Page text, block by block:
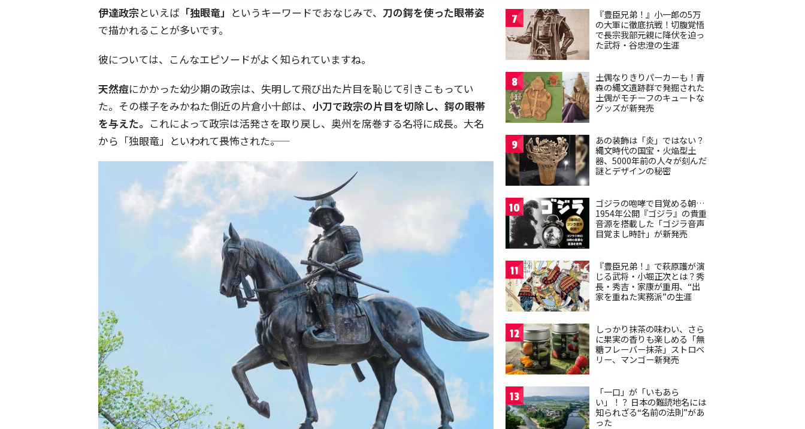
伊達政宗といえば 「独眼竜」 というキーワードでおなじみで、 刀の鍔を使った眼帯姿
で描かれることが多いです。
彼については、こんなエピソードがよく知られていますね。
天然痘にかかった幼少期の政宗は、失明して飛び出た片目を恥じて引きこもってい
た。その様子をみかねた側近の片倉小十郎は、 小刀で政宗の片目を切除し、鍔の眼帯
を与えた。 これによって政宗は活発さを取り戻し、奥州を席巻する名将に成長。大名
から「独眼竜」といわれて畏怖された――。
7
『豊臣兄弟！』小一郎の5万
の大軍に徹底抗戦！切腹覚悟
で長宗我部元親に降伏を迫っ
た武将・谷忠澄の生涯
8
土偶なりきりパーカーも！青
森の縄文遺跡群で発掘された
土偶がモチーフのキュートな
グッズが新発売
9
あの装飾は「炎」ではない？
縄文時代の国宝・火焔型土
器、5000年前の人々が刻んだ
謎とデザインの秘密
10
ゴジラの咆哮で目覚める朝…
1954年公開『ゴジラ』の貴重
音源を搭載した「ゴジラ音声
目覚まし時計」が新発売
11
『豊臣兄弟！』で萩原護が演
じる武将・小堀正次とは？秀
長・秀吉・家康が重用、“出
家を重ねた実務派”の生涯
12
しっかり抹茶の味わい、さら
に果実の香りも楽しめる「無
糖フレーバー抹茶」ストロベ
リー、マンゴー新発売
13
「一口」が「いもあら
い」！？ 日本の難読地名には
知られざる“名前の法則”があ
った